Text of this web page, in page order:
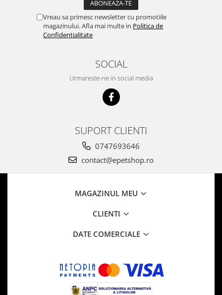
Vreau sa primesc newsletter cu promotiile
magazinului. Afla mai multe in Politica de
Confidentialitate
SOCIAL
Urmareste-ne in social media
SUPORT CLIENTI
0747693646
contact@epetshop.ro
MAGAZINUL MEU
CLIENTI
DATE COMERCIALE